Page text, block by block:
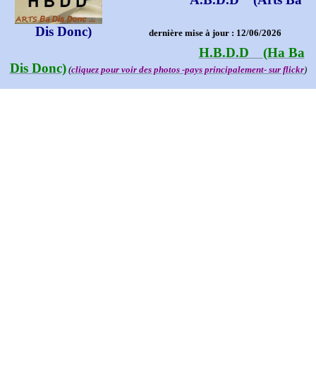
Dis Donc) dernière mise à jour : 12/06/2026
H.B.D.D (Ha Ba
Dis Donc)(cliquez pour voir des photos -pays principalement- sur flickr)